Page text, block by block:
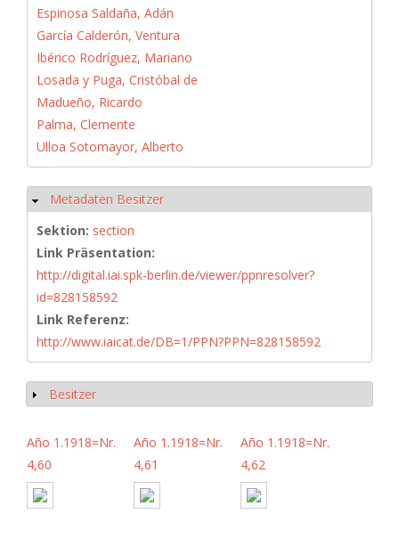
Espinosa Saldaña, Adán
García Calderón, Ventura
Ibérico Rodríguez, Mariano
Losada y Puga, Cristóbal de
Madueño, Ricardo
Palma, Clemente
Ulloa Sotomayor, Alberto
Hide
Metadaten Besitzer
Sektion: section
Link Präsentation:
http://digital.iai.spk-berlin.de/viewer/ppnresolver?
id=828158592
Link Referenz:
http://www.iaicat.de/DB=1/PPN?PPN=828158592
Show
Besitzer
Año 1.1918=Nr.
4,60
Año 1.1918=Nr.
4,61
Año 1.1918=Nr.
4,62